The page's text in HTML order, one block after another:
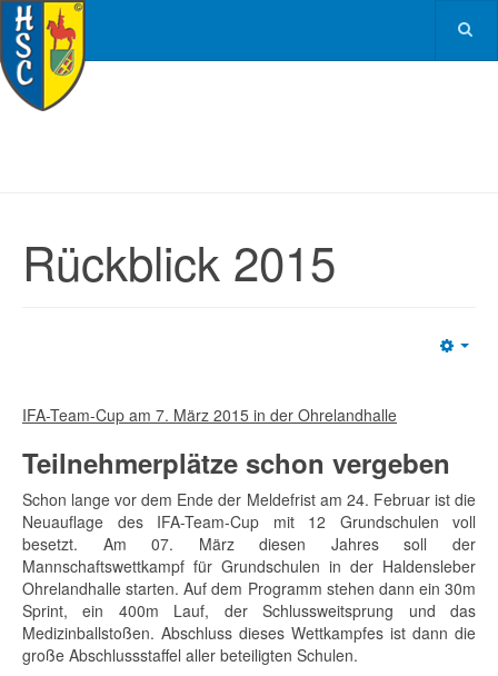
Rückblick 2015
IFA-Team-Cup am 7. März 2015 in der Ohrelandhalle
Teilnehmerplätze schon vergeben
Schon lange vor dem Ende der Meldefrist am 24. Februar ist die
Neuauflage des IFA-Team-Cup mit 12 Grundschulen voll
besetzt. Am 07. März diesen Jahres soll der
Mannschaftswettkampf für Grundschulen in der Haldensleber
Ohrelandhalle starten. Auf dem Programm stehen dann ein 30m
Sprint, ein 400m Lauf, der Schlussweitsprung und das
Medizinballstoßen. Abschluss dieses Wettkampfes ist dann die
große Abschlussstaffel aller beteiligten Schulen.